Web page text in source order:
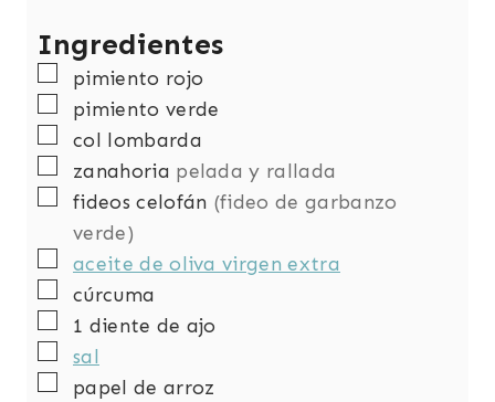
Ingredientes
▢
pimiento rojo
▢
pimiento verde
▢
col lombarda
▢
zanahoria pelada y rallada
▢
fideos celofán (fideo de garbanzo
verde)
▢
aceite de oliva virgen extra
▢
cúrcuma
▢
1 diente de ajo
▢
sal
▢
papel de arroz